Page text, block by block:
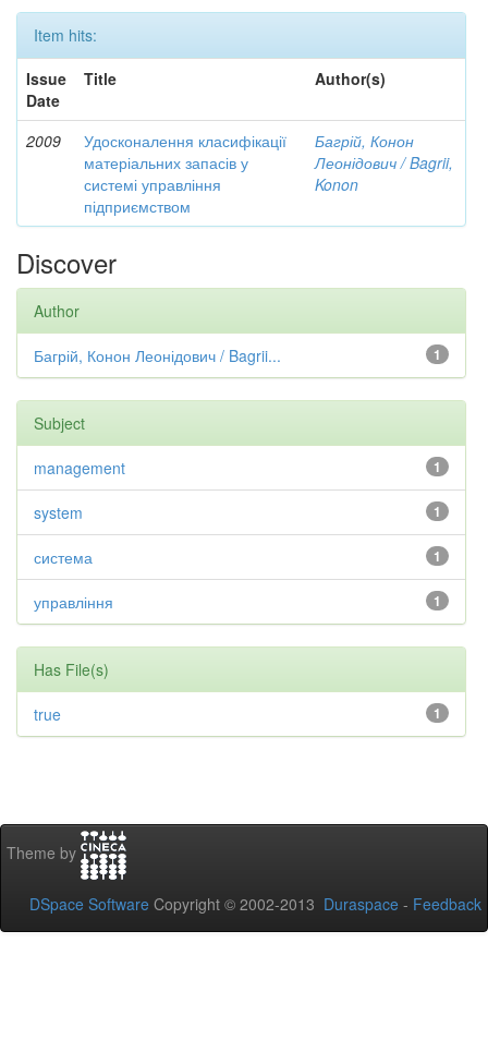
Item hits:
Issue
Date
Title Author(s)
2009
Удосконалення класифікації
матеріальних запасів у
системі управління
підприємством
Багрій, Конон
Леонідович / Bagrii,
Konon
Discover
Author
1
Багрій, Конон Леонідович / Bagrii...
Subject
1
management
1
system
1
система
1
управління
Has File(s)
1
true
Theme by
DSpace Software Copyright © 2002-2013 Duraspace - Feedback